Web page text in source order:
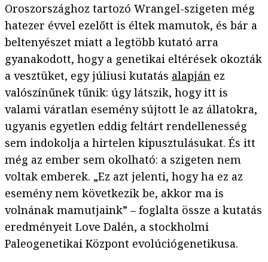
Oroszországhoz tartozó Wrangel-szigeten még
hatezer évvel ezelőtt is éltek mamutok, és bár a
beltenyészet miatt a legtöbb kutató arra
gyanakodott, hogy a genetikai eltérések okozták
a vesztüket, egy júliusi kutatás alapján ez
valószínűnek tűnik: úgy látszik, hogy itt is
valami váratlan esemény sújtott le az állatokra,
ugyanis egyetlen eddig feltárt rendellenesség
sem indokolja a hirtelen kipusztulásukat. És itt
még az ember sem okolható: a szigeten nem
voltak emberek. „Ez azt jelenti, hogy ha ez az
esemény nem következik be, akkor ma is
volnának mamutjaink” – foglalta össze a kutatás
eredményeit Love Dalén, a stockholmi
Paleogenetikai Központ evolúciógenetikusa.